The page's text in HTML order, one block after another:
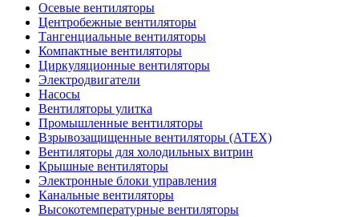
Осевые вентиляторы
Центробежные вентиляторы
Тангенциальные вентиляторы
Компактные вентиляторы
Циркуляционные вентиляторы
Электродвигатели
Насосы
Вентиляторы улитка
Промышленные вентиляторы
Взрывозащищенные вентиляторы (АТЕХ)
Вентиляторы для холодильных витрин
Крышные вентиляторы
Электронные блоки управления
Канальные вентиляторы
Высокотемпературные вентиляторы